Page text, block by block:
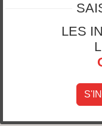
LES